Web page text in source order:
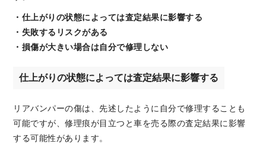
・仕上がりの状態によっては査定結果に影響する
・失敗するリスクがある
・損傷が大きい場合は自分で修理しない
仕上がりの状態によっては査定結果に影響する
リアバンパーの傷は、先述したように自分で修理することも
可能ですが、修理痕が目立つと車を売る際の査定結果に影響
する可能性があります。